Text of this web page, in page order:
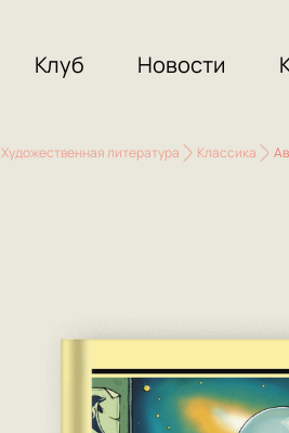
Клуб Новости
Художественная литература Классика